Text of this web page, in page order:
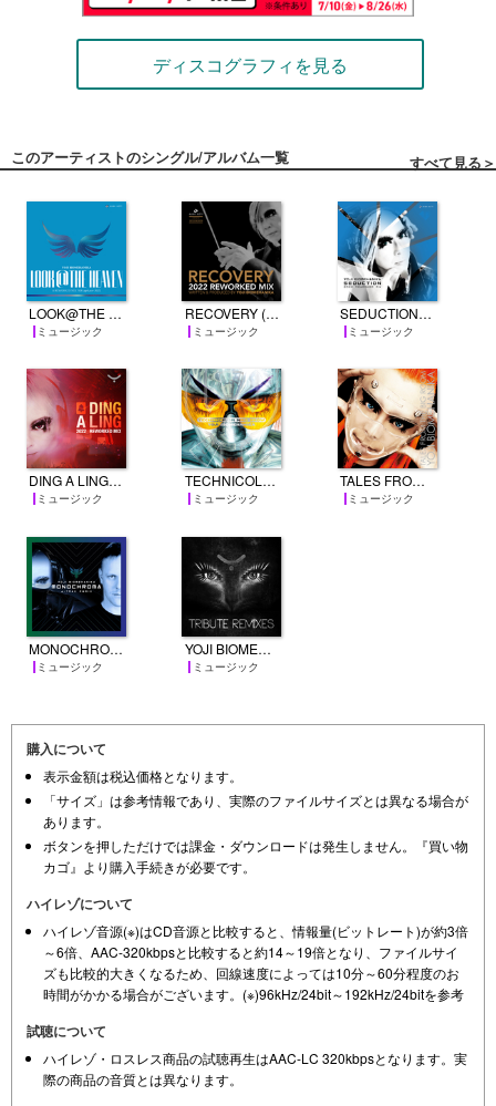
ディスコグラフィを見る
このアーティストのシングル/アルバム一覧 すべて見る＞
LOOK@THE HEAVEN (A REWORKED MIX FOR agefarre 2022)
ミュージック
RECOVERY (2022 REWORKED MIX)
ミュージック
SEDUCTION (2022 REWORKED MIX)
ミュージック
DING A LING (2022 REWORKED MIX)
ミュージック
TECHNICOLOR NRG SHOW
ミュージック
TALES FROM THE BIG ROOM (NONSTOP MIX)
ミュージック
MONOCHROMA (J-Trax Remix)
ミュージック
YOJI BIOMEHANIKA TRIBUTE REMIXES
ミュージック
購入について
表示金額は税込価格となります。
「サイズ」は参考情報であり、実際のファイルサイズとは異なる場合が
あります。
ボタンを押しただけでは課金・ダウンロードは発生しません。『買い物
カゴ』より購入手続きが必要です。
ハイレゾについて
ハイレゾ音源(※)はCD音源と比較すると、情報量(ビットレート)が約3倍
～6倍、AAC-320kbpsと比較すると約14～19倍となり、ファイルサイ
ズも比較的大きくなるため、回線速度によっては10分～60分程度のお
時間がかかる場合がございます。(※)96kHz/24bit～192kHz/24bitを参考
試聴について
ハイレゾ・ロスレス商品の試聴再生はAAC-LC 320kbpsとなります。実
際の商品の音質とは異なります。